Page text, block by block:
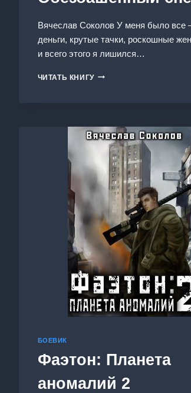
Вячеслав Соколов У меня было все
деньги, крутые тачки, роскошные
и всего этого я лишился…
ЧИТАТЬ КНИГУМАЖОР
БОЕВИК
Фаэтон: Планета
аномалий 2